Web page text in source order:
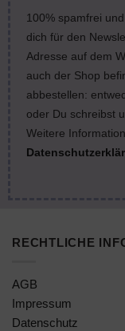
100% spamfrei
dich für den
Adresse auf dem
auch der Shop
abbestellen:
oder Du schreibst
Weitere
RECHTLICHE
AGB
Impressum
Datenschutz